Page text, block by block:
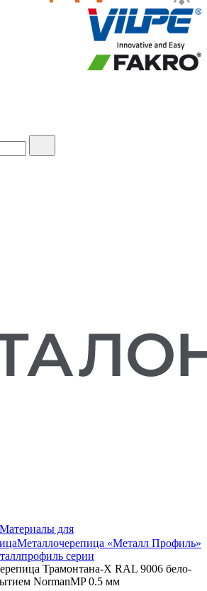
Материалы для
Металлочерепица «Металл Профиль»
серии
Трамонтана-X RAL 9006 бело-
NormanMP 0.5 мм